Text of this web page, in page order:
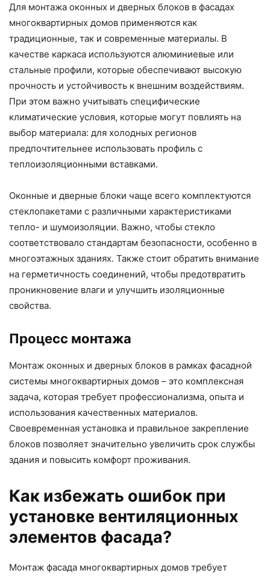
Для монтажа оконных и дверных блоков в фасадах
многоквартирных домов применяются как
традиционные, так и современные материалы. В
качестве каркаса используются алюминиевые или
стальные профили, которые обеспечивают высокую
прочность и устойчивость к внешним воздействиям.
При этом важно учитывать специфические
климатические условия, которые могут повлиять на
выбор материала: для холодных регионов
предпочтительнее использовать профиль с
теплоизоляционными вставками.
Оконные и дверные блоки чаще всего комплектуются
стеклопакетами с различными характеристиками
тепло- и шумоизоляции. Важно, чтобы стекло
соответствовало стандартам безопасности, особенно в
многоэтажных зданиях. Также стоит обратить внимание
на герметичность соединений, чтобы предотвратить
проникновение влаги и улучшить изоляционные
свойства.
Процесс монтажа
Монтаж оконных и дверных блоков в рамках фасадной
системы многоквартирных домов – это комплексная
задача, которая требует профессионализма, опыта и
использования качественных материалов.
Своевременная установка и правильное закрепление
блоков позволяет значительно увеличить срок службы
здания и повысить комфорт проживания.
Как избежать ошибок при
установке вентиляционных
элементов фасада?
Монтаж фасада многоквартирных домов требует